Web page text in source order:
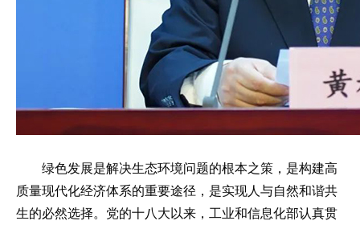
绿色发展是解决生态环境问题的根本之策，是构建高
质量现代化经济体系的重要途径，是实现人与自然和谐共
生的必然选择。党的十八大以来，工业和信息化部认真贯